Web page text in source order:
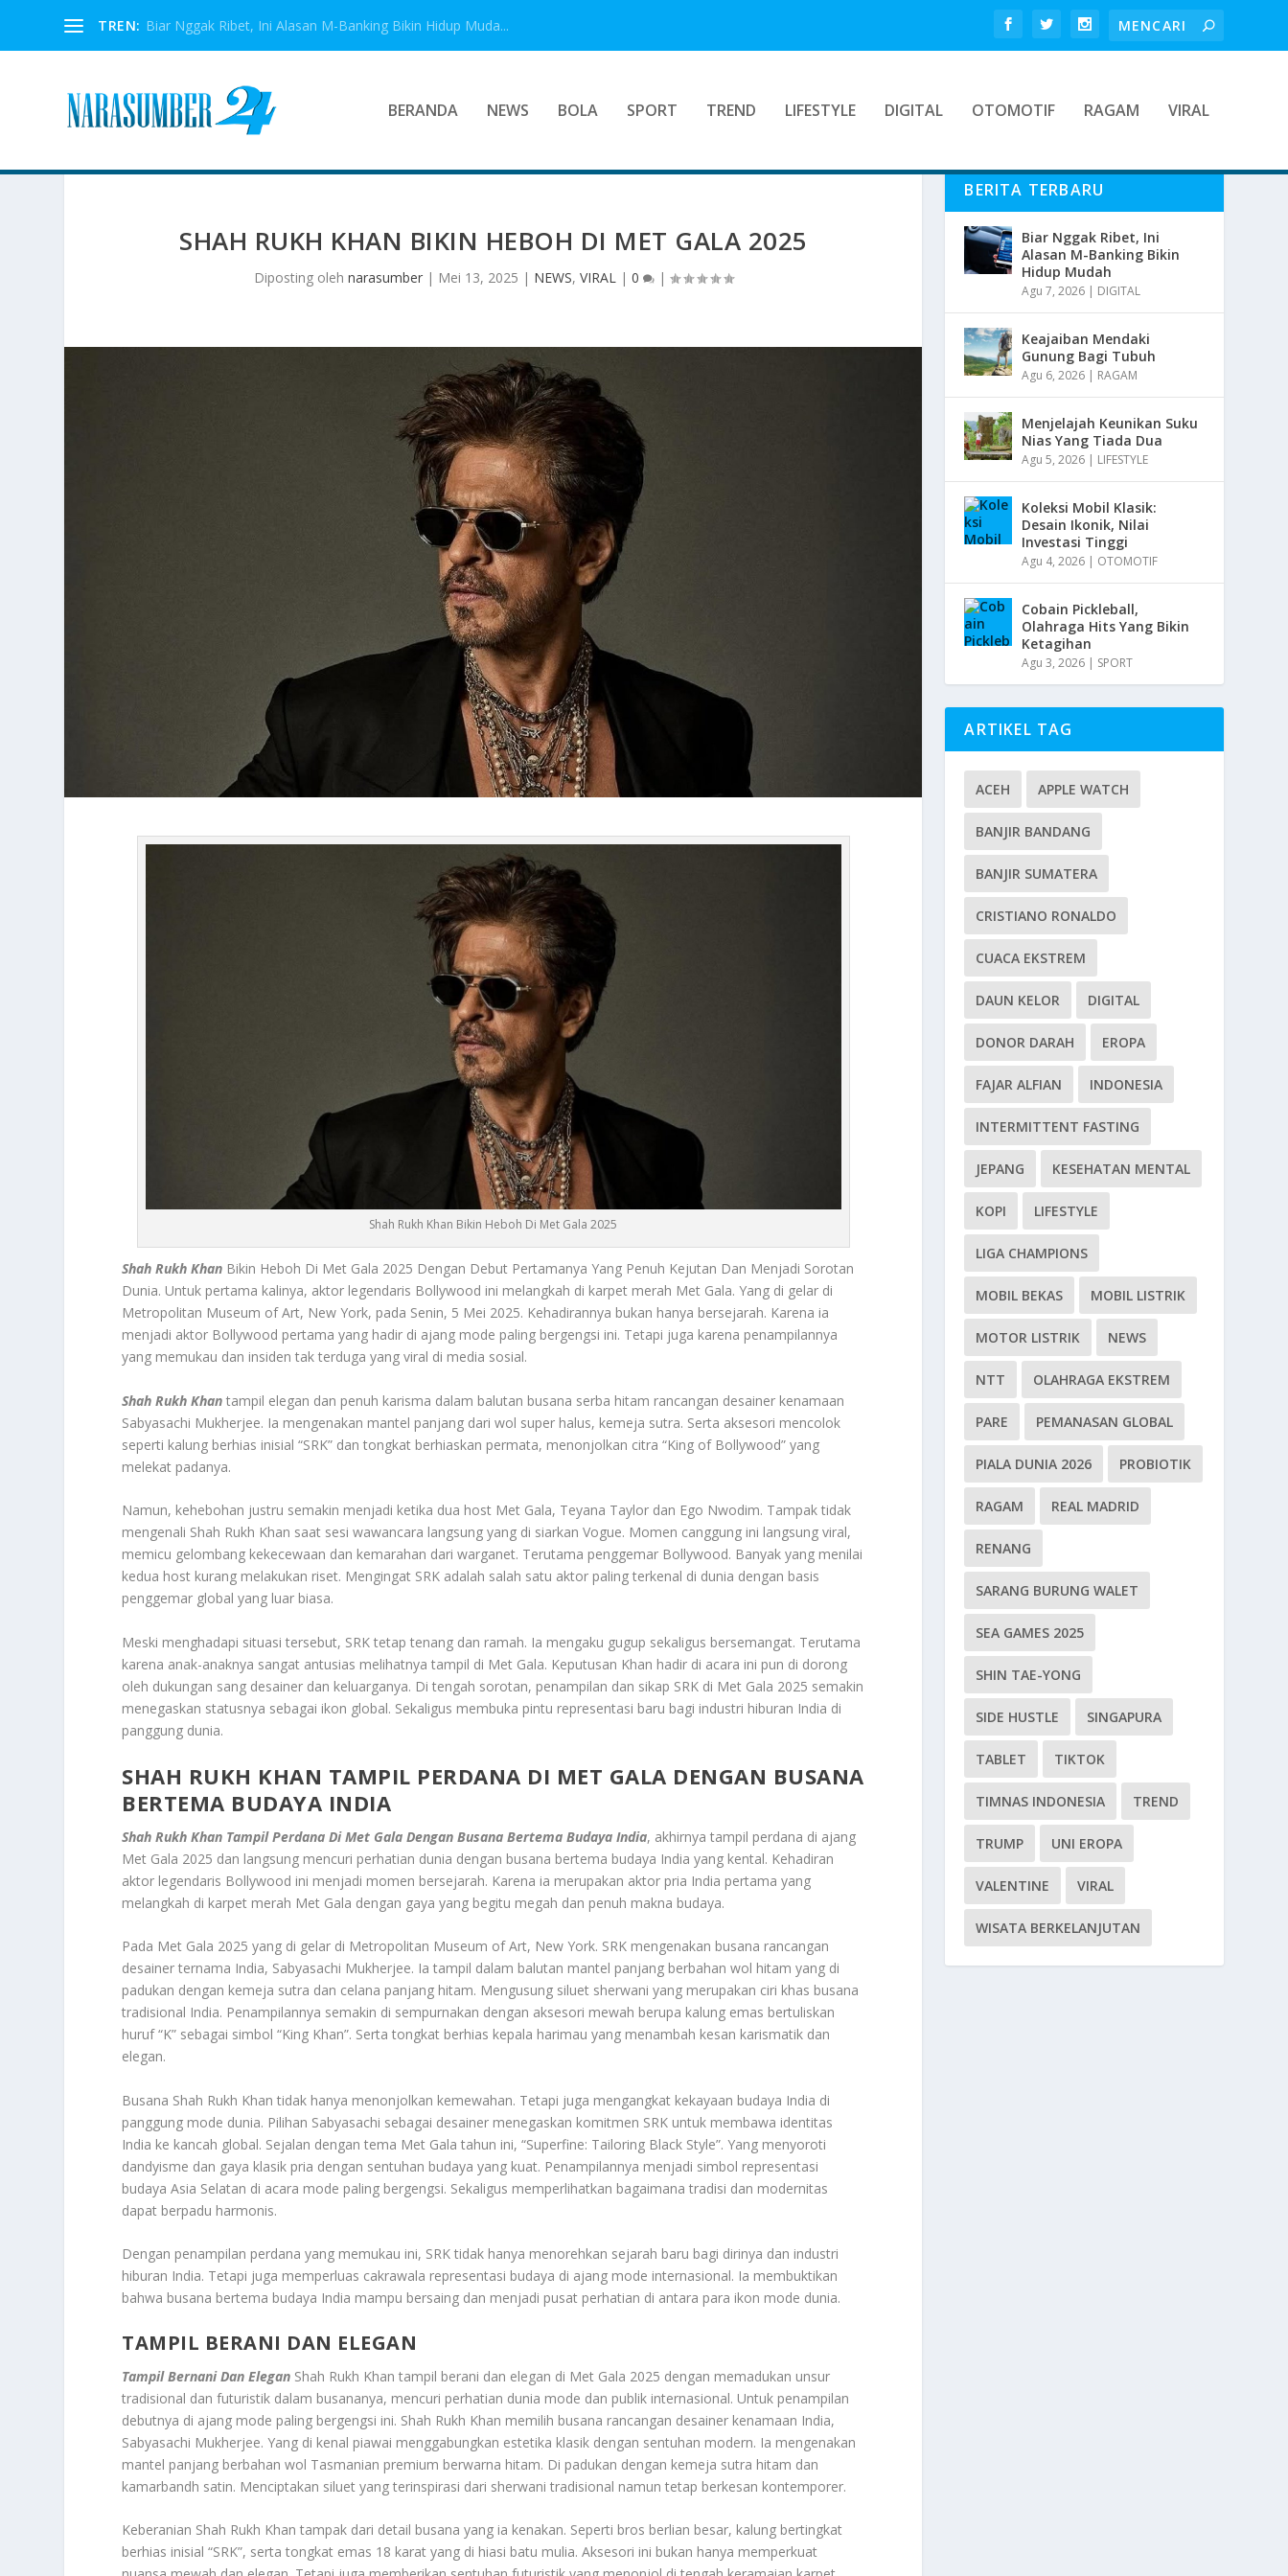
TREN: Biar Nggak Ribet, Ini Alasan M-Banking Bikin Hidup Muda...
BERANDA NEWS BOLA SPORT TREND LIFESTYLE DIGITAL OTOMOTIF RAGAM VIRAL
SHAH RUKH KHAN BIKIN HEBOH DI MET GALA 2025
Diposting oleh narasumber| Mei 13, 2025 | NEWS, VIRAL| 0 |
Shah Rukh Khan Bikin Heboh Di Met Gala 2025
Shah Rukh Khan Bikin Heboh Di Met Gala 2025 Dengan Debut Pertamanya Yang Penuh Kejutan Dan Menjadi Sorotan
Dunia. Untuk pertama kalinya, aktor legendaris Bollywood ini melangkah di karpet merah Met Gala. Yang di gelar di
Metropolitan Museum of Art, New York, pada Senin, 5 Mei 2025. Kehadirannya bukan hanya bersejarah. Karena ia
menjadi aktor Bollywood pertama yang hadir di ajang mode paling bergengsi ini. Tetapi juga karena penampilannya
yang memukau dan insiden tak terduga yang viral di media sosial.
Shah Rukh Khan tampil elegan dan penuh karisma dalam balutan busana serba hitam rancangan desainer kenamaan
Sabyasachi Mukherjee. Ia mengenakan mantel panjang dari wol super halus, kemeja sutra. Serta aksesori mencolok
seperti kalung berhias inisial “SRK” dan tongkat berhiaskan permata, menonjolkan citra “King of Bollywood” yang
melekat padanya.
Namun, kehebohan justru semakin menjadi ketika dua host Met Gala, Teyana Taylor dan Ego Nwodim. Tampak tidak
mengenali Shah Rukh Khan saat sesi wawancara langsung yang di siarkan Vogue. Momen canggung ini langsung viral,
memicu gelombang kekecewaan dan kemarahan dari warganet. Terutama penggemar Bollywood. Banyak yang menilai
kedua host kurang melakukan riset. Mengingat SRK adalah salah satu aktor paling terkenal di dunia dengan basis
penggemar global yang luar biasa.
Meski menghadapi situasi tersebut, SRK tetap tenang dan ramah. Ia mengaku gugup sekaligus bersemangat. Terutama
karena anak-anaknya sangat antusias melihatnya tampil di Met Gala. Keputusan Khan hadir di acara ini pun di dorong
oleh dukungan sang desainer dan keluarganya. Di tengah sorotan, penampilan dan sikap SRK di Met Gala 2025 semakin
menegaskan statusnya sebagai ikon global. Sekaligus membuka pintu representasi baru bagi industri hiburan India di
panggung dunia.
SHAH RUKH KHAN TAMPIL PERDANA DI MET GALA DENGAN BUSANA
BERTEMA BUDAYA INDIA
Shah Rukh Khan Tampil Perdana Di Met Gala Dengan Busana Bertema Budaya India, akhirnya tampil perdana di ajang
Met Gala 2025 dan langsung mencuri perhatian dunia dengan busana bertema budaya India yang kental. Kehadiran
aktor legendaris Bollywood ini menjadi momen bersejarah. Karena ia merupakan aktor pria India pertama yang
melangkah di karpet merah Met Gala dengan gaya yang begitu megah dan penuh makna budaya.
Pada Met Gala 2025 yang di gelar di Metropolitan Museum of Art, New York. SRK mengenakan busana rancangan
desainer ternama India, Sabyasachi Mukherjee. Ia tampil dalam balutan mantel panjang berbahan wol hitam yang di
padukan dengan kemeja sutra dan celana panjang hitam. Mengusung siluet sherwani yang merupakan ciri khas busana
tradisional India. Penampilannya semakin di sempurnakan dengan aksesori mewah berupa kalung emas bertuliskan
huruf “K” sebagai simbol “King Khan”. Serta tongkat berhias kepala harimau yang menambah kesan karismatik dan
elegan.
Busana Shah Rukh Khan tidak hanya menonjolkan kemewahan. Tetapi juga mengangkat kekayaan budaya India di
panggung mode dunia. Pilihan Sabyasachi sebagai desainer menegaskan komitmen SRK untuk membawa identitas
India ke kancah global. Sejalan dengan tema Met Gala tahun ini, “Superfine: Tailoring Black Style”. Yang menyoroti
dandyisme dan gaya klasik pria dengan sentuhan budaya yang kuat. Penampilannya menjadi simbol representasi
budaya Asia Selatan di acara mode paling bergengsi. Sekaligus memperlihatkan bagaimana tradisi dan modernitas
dapat berpadu harmonis.
Dengan penampilan perdana yang memukau ini, SRK tidak hanya menorehkan sejarah baru bagi dirinya dan industri
hiburan India. Tetapi juga memperluas cakrawala representasi budaya di ajang mode internasional. Ia membuktikan
bahwa busana bertema budaya India mampu bersaing dan menjadi pusat perhatian di antara para ikon mode dunia.
TAMPIL BERANI DAN ELEGAN
Tampil Bernani Dan Elegan Shah Rukh Khan tampil berani dan elegan di Met Gala 2025 dengan memadukan unsur
tradisional dan futuristik dalam busananya, mencuri perhatian dunia mode dan publik internasional. Untuk penampilan
debutnya di ajang mode paling bergengsi ini. Shah Rukh Khan memilih busana rancangan desainer kenamaan India,
Sabyasachi Mukherjee. Yang di kenal piawai menggabungkan estetika klasik dengan sentuhan modern. Ia mengenakan
mantel panjang berbahan wol Tasmanian premium berwarna hitam. Di padukan dengan kemeja sutra hitam dan
kamarbandh satin. Menciptakan siluet yang terinspirasi dari sherwani tradisional namun tetap berkesan kontemporer.
Keberanian Shah Rukh Khan tampak dari detail busana yang ia kenakan. Seperti bros berlian besar, kalung bertingkat
berhias inisial “SRK”, serta tongkat emas 18 karat yang di hiasi batu mulia. Aksesori ini bukan hanya memperkuat
BERITA TERBARU
Biar Nggak Ribet, Ini
Alasan M-Banking Bikin
Hidup Mudah
Agu 7, 2026 | DIGITAL
Keajaiban Mendaki
Gunung Bagi Tubuh
Agu 6, 2026 | RAGAM
Menjelajah Keunikan Suku
Nias Yang Tiada Dua
Agu 5, 2026 | LIFESTYLE
Koleksi Mobil Klasik:
Desain Ikonik, Nilai
Investasi Tinggi
Agu 4, 2026 | OTOMOTIF
Cobain Pickleball,
Olahraga Hits Yang Bikin
Ketagihan
Agu 3, 2026 | SPORT
ARTIKEL TAG
ACEH APPLE WATCH
BANJIR BANDANG
BANJIR SUMATERA
CRISTIANO RONALDO
CUACA EKSTREM
DAUN KELOR DIGITAL
DONOR DARAH EROPA
FAJAR ALFIAN INDONESIA
INTERMITTENT FASTING
JEPANG KESEHATAN MENTAL
KOPI LIFESTYLE
LIGA CHAMPIONS
MOBIL BEKAS MOBIL LISTRIK
MOTOR LISTRIK NEWS
NTT OLAHRAGA EKSTREM
PARE PEMANASAN GLOBAL
PIALA DUNIA 2026 PROBIOTIK
RAGAM REAL MADRID
RENANG
SARANG BURUNG WALET
SEA GAMES 2025
SHIN TAE-YONG
SIDE HUSTLE SINGAPURA
TABLET TIKTOK
TIMNAS INDONESIA TREND
TRUMP UNI EROPA
VALENTINE VIRAL
WISATA BERKELANJUTAN